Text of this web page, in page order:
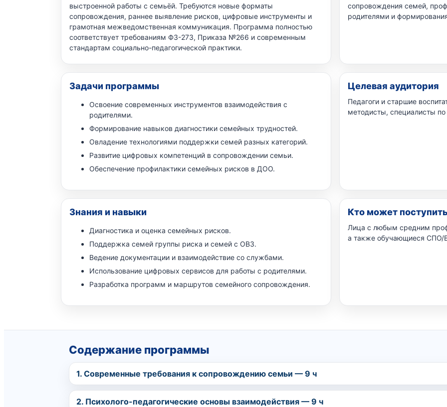
выстроенной работы с семьёй. Требуются новые форматы
сопровождения, раннее выявление рисков, цифровые инструменты и
грамотная межведомственная коммуникация. Программа полностью
соответствует требованиям ФЗ-273, Приказа №266 и современным
стандартам социально-педагогической практики.
сопровождения семей,
родителями и
Задачи программы
Освоение современных инструментов взаимодействия с
родителями.
Формирование навыков диагностики семейных трудностей.
Овладение технологиями поддержки семей разных категорий.
Развитие цифровых компетенций в сопровождении семьи.
Обеспечение профилактики семейных рисков в ДОО.
Целевая аудитория
Педагоги и старшие
методисты, специалисты
Знания и навыки
Диагностика и оценка семейных рисков.
Поддержка семей группы риска и семей с ОВЗ.
Ведение документации и взаимодействие со службами.
Использование цифровых сервисов для работы с родителями.
Разработка программ и маршрутов семейного сопровождения.
Кто может
Лица с любым средним
а также обучающиеся СПО/
Содержание программы
1. Современные требования к сопровождению семьи — 9 ч
2. Психолого-педагогические основы взаимодействия — 9 ч